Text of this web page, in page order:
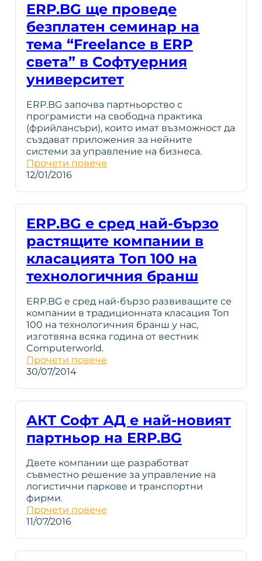
ERP.BG ще проведе
безплатен семинар на
тема “Freelance в ERP
света” в Софтуерния
университет
ERP.BG започва партньорство с
програмисти на свободна практика
(фрийлансъри), които имат възможност да
създават приложения за нейните
системи за управление на бизнеса.
Прочети повече
12/01/2016
ERP.BG е сред най-бързо
растящите компании в
класацията Топ 100 на
технологичния бранш
ERP.BG е сред най-бързо развиващите се
компании в традиционната класация Топ
100 на технологичния бранш у нас,
изготвяна всяка година от вестник
Computerworld.
Прочети повече
30/07/2014
АКТ Софт АД е най-новият
партньор на ERP.BG
Двете компании ще разработват
съвместно решение за управление на
логистични паркове и транспортни
фирми.
Прочети повече
11/07/2016